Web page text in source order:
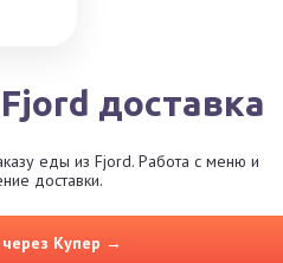
доставка
еды из Fjord. Работа с меню и
доставки.
через Купер →